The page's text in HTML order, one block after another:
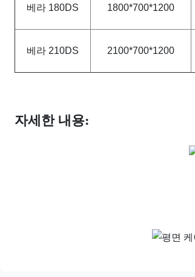
베라 180DS 1800*700*1200
베라 210DS 2100*700*1200
자세한 내용: